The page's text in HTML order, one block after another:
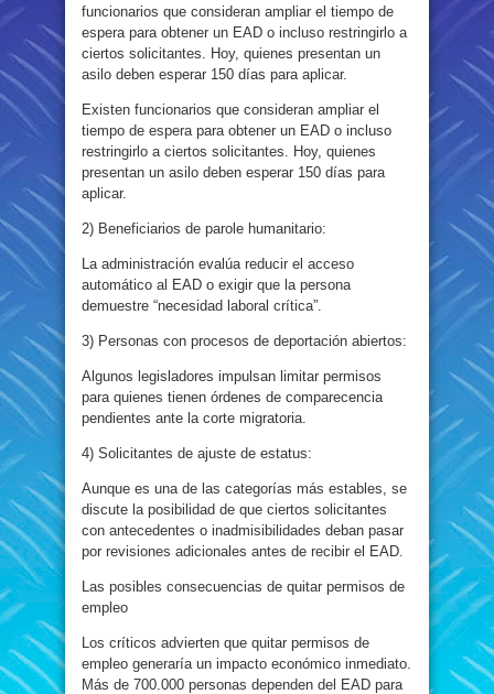
funcionarios que consideran ampliar el tiempo de
espera para obtener un EAD o incluso restringirlo a
ciertos solicitantes. Hoy, quienes presentan un
asilo deben esperar 150 días para aplicar.
Existen funcionarios que consideran ampliar el
tiempo de espera para obtener un EAD o incluso
restringirlo a ciertos solicitantes. Hoy, quienes
presentan un asilo deben esperar 150 días para
aplicar.
2) Beneficiarios de parole humanitario:
La administración evalúa reducir el acceso
automático al EAD o exigir que la persona
demuestre “necesidad laboral crítica”.
3) Personas con procesos de deportación abiertos:
Algunos legisladores impulsan limitar permisos
para quienes tienen órdenes de comparecencia
pendientes ante la corte migratoria.
4) Solicitantes de ajuste de estatus:
Aunque es una de las categorías más estables, se
discute la posibilidad de que ciertos solicitantes
con antecedentes o inadmisibilidades deban pasar
por revisiones adicionales antes de recibir el EAD.
Las posibles consecuencias de quitar permisos de
empleo
Los críticos advierten que quitar permisos de
empleo generaría un impacto económico inmediato.
Más de 700.000 personas dependen del EAD para